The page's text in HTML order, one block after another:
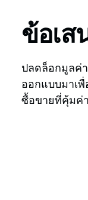
ข้อเส
ปลดล็อกมูลค่
ออกแบบมาเ
ซื้อขายที่คุ้มค่